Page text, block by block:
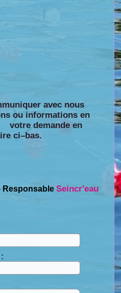
avec nous
ou informations en
votre demande en
ci–bas.
ResponsableSeincr′eau